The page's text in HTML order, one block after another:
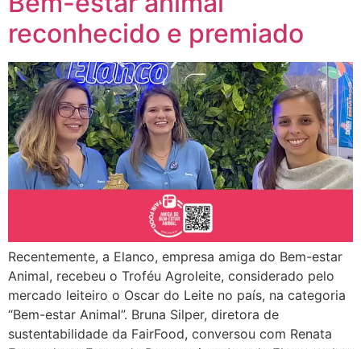
reconhecido e premiado
Recentemente, a Elanco, empresa amiga do Bem-estar
Animal, recebeu o Troféu Agroleite, considerado pelo
mercado leiteiro o Oscar do Leite no país, na categoria
“Bem-estar Animal”. Bruna Silper, diretora de
sustentabilidade da FairFood, conversou com Renata